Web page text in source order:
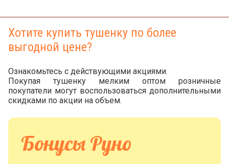
Хотите купить тушенку по более
выгодной цене?
Ознакомьтесь с действующими акциями.
Покупая тушенку мелким оптом розничные
покупатели могут воспользоваться дополнительными
скидками по акции на объем.
Бонусы Руно